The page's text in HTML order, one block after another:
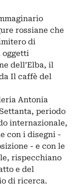
rossiane che
di
oggetti
dell’Elba, il
Il caffè del
Antonia
periodo
internazionale,
con i disegni -
- e con le
rispecchiano
e del
di ricerca.